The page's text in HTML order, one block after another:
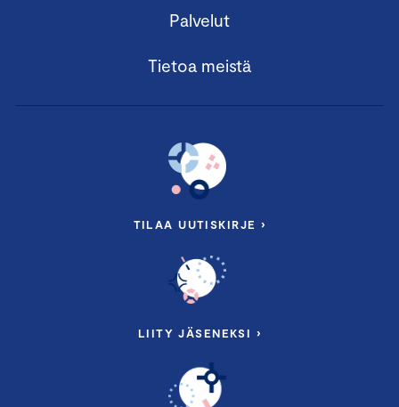
Palvelut
Tietoa meistä
TILAA UUTISKIRJE ›
LIITY JÄSENEKSI ›